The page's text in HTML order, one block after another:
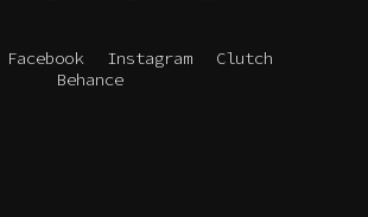
Facebook Instagram
Clutch
Behance